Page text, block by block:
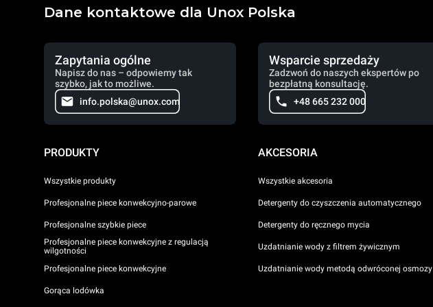
Dane kontaktowe dla Unox Polska
Zapytania ogólne
Napisz do nas – odpowiemy tak
szybko, jak to możliwe.
info.polska@unox.com
Wsparcie sprzedaży
Zadzwoń do naszych ekspertów po
bezpłatną konsultację.
+48 665 232 000
PRODUKTY
Wszystkie produkty
Profesjonalne piece konwekcyjno-parowe
Profesjonalne szybkie piece
Profesjonalne piece konwekcyjne z regulacją
wilgotności
Profesjonalne piece konwekcyjne
Gorąca lodówka
AKCESORIA
Wszystkie akcesoria
Detergenty do czyszczenia automatycznego
Detergenty do ręcznego mycia
Uzdatnianie wody z filtrem żywicznym
Uzdatnianie wody metodą odwróconej osmozy